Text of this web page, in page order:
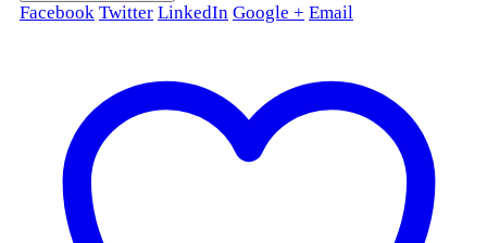
Facebook Twitter LinkedIn Google + Email